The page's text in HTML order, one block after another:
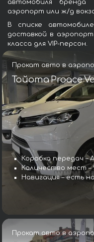
автомобиля
аэропорт или ж/д
В списке
доставкой в
класса для VIP-персон.
Прокат авто в
Тойота Proace
Коробка передач –
Количество мест –
Навигация – есть
Прокат авто в